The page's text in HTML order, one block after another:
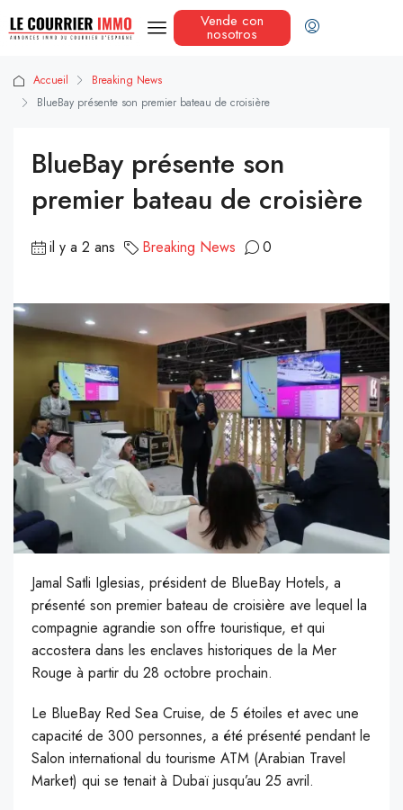
Vende con
nosotros
Accueil
Breaking News
BlueBay présente son premier bateau de croisière
BlueBay présente son
premier bateau de croisière
il y a 2 ans Breaking News 0
Jamal Satli Iglesias, président de BlueBay Hotels, a
présenté son premier bateau de croisière ave lequel la
compagnie agrandie son offre touristique, et qui
accostera dans les enclaves historiques de la Mer
Rouge à partir du 28 octobre prochain.
Le BlueBay Red Sea Cruise, de 5 étoiles et avec une
capacité de 300 personnes, a été présenté pendant le
Salon international du tourisme ATM (Arabian Travel
Market) qui se tenait à Dubaï jusqu’au 25 avril.